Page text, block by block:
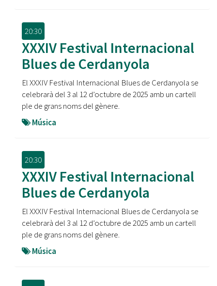
20:30
XXXIV Festival Internacional
Blues de Cerdanyola
El XXXIV Festival Internacional Blues de Cerdanyola se
celebrarà del 3 al 12 d’octubre de 2025 amb un cartell
ple de grans noms del gènere.
Música
20:30
XXXIV Festival Internacional
Blues de Cerdanyola
El XXXIV Festival Internacional Blues de Cerdanyola se
celebrarà del 3 al 12 d’octubre de 2025 amb un cartell
ple de grans noms del gènere.
Música